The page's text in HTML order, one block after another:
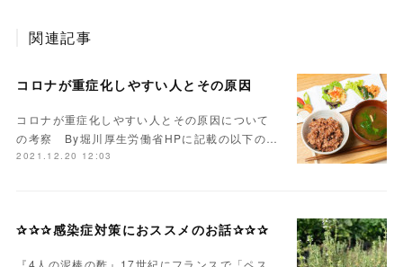
関連記事
コロナが重症化しやすい人とその原因
コロナが重症化しやすい人とその原因について
の考察 By堀川厚生労働省HPに記載の以下の…
2021.12.20 12:03
✰✰✰感染症対策におススメのお話✰✰✰
『4人の泥棒の酢』17世紀にフランスで「ペス